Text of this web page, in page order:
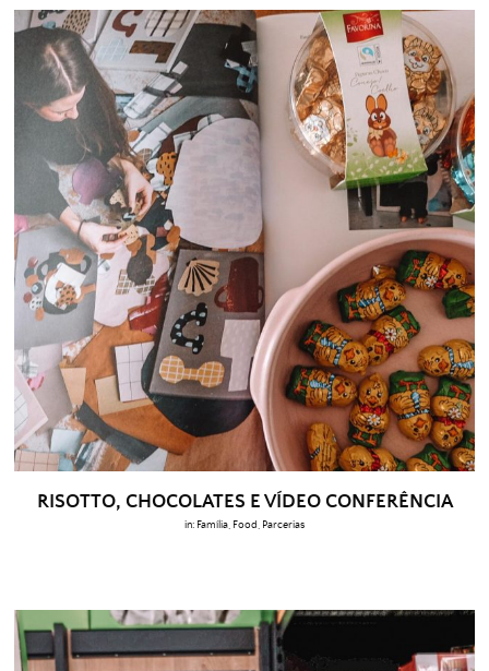
RISOTTO, CHOCOLATES E VÍDEO CONFERÊNCIA
in: Família Food Parcerias